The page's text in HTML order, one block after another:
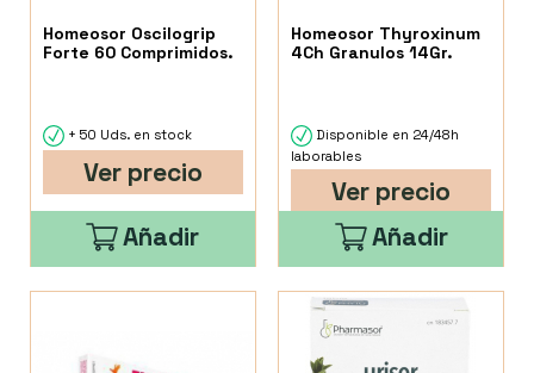
Homeosor Oscilogrip
Forte 60 Comprimidos.
+ 50 Uds. en stock
Ver precio
Añadir
Homeosor Thyroxinum
4Ch Granulos 14Gr.
Disponible en 24/48h
laborables
Ver precio
Añadir